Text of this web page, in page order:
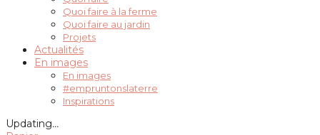
Quoi faire à la ferme
Quoi faire au jardin
Projets
Actualités
En images
En images
#empruntonslaterre
Inspirations
Updating…